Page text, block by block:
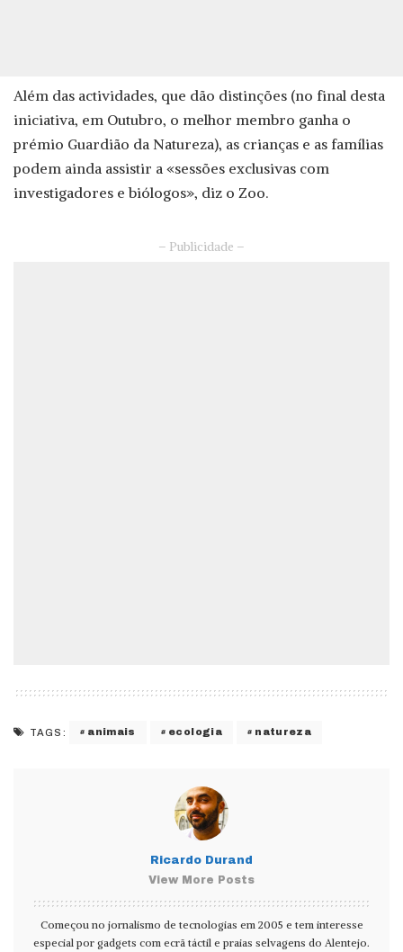
Além das actividades, que dão distinções (no final desta
iniciativa, em Outubro, o melhor membro ganha o
prémio Guardião da Natureza), as crianças e as famílias
podem ainda assistir a «sessões exclusivas com
investigadores e biólogos», diz o Zoo.
– Publicidade –
TAGS: animais ecologia natureza
Ricardo Durand
View More Posts
Começou no jornalismo de tecnologias em 2005 e tem interesse
especial por gadgets com ecrã táctil e praias selvagens do Alentejo.